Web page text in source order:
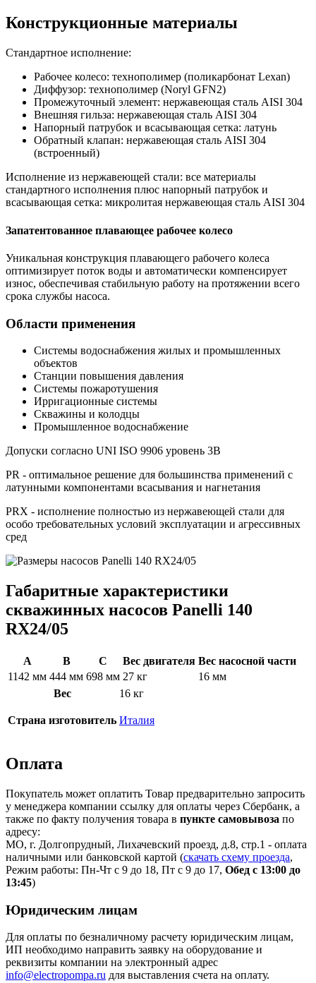
Конструкционные материалы
Стандартное исполнение:
Рабочее колесо: технополимер (поликарбонат Lexan)
Диффузор: технополимер (Noryl GFN2)
Промежуточный элемент: нержавеющая сталь AISI 304
Внешняя гильза: нержавеющая сталь AISI 304
Напорный патрубок и всасывающая сетка: латунь
Обратный клапан: нержавеющая сталь AISI 304
(встроенный)
Исполнение из нержавеющей стали: все материалы
стандартного исполнения плюс напорный патрубок и
всасывающая сетка: микролитая нержавеющая сталь AISI 304
Запатентованное плавающее рабочее колесо
Уникальная конструкция плавающего рабочего колеса
оптимизирует поток воды и автоматически компенсирует
износ, обеспечивая стабильную работу на протяжении всего
срока службы насоса.
Области применения
Системы водоснабжения жилых и промышленных
объектов
Станции повышения давления
Системы пожаротушения
Ирригационные системы
Скважины и колодцы
Промышленное водоснабжение
Допуски согласно UNI ISO 9906 уровень 3B
PR - оптимальное решение для большинства применений с
латунными компонентами всасывания и нагнетания
PRX - исполнение полностью из нержавеющей стали для
особо требовательных условий эксплуатации и агрессивных
сред
Габаритные характеристики
скважинных насосов Panelli 140
RX24/05
A B C Вес двигателя Вес насосной части
1142 мм 444 мм 698 мм 27 кг
16 мм
Вес
16 кг
Страна изготовитель Италия
Оплата
Покупатель может оплатить Товар предварительно запросить
у менеджера компании ссылку для оплаты через Сбербанк, а
также по факту получения товара в пункте самовывоза по
адресу:
МО, г. Долгопрудный, Лихачевский проезд, д.8, стр.1 - оплата
наличными или банковской картой (скачать схему проезда,
Режим работы: Пн-Чт с 9 до 18, Пт с 9 до 17, Обед с 13:00 до
13:45)
Юридическим лицам
Для оплаты по безналичному расчету юридическим лицам,
ИП необходимо направить заявку на оборудование и
реквизиты компании на электронный адрес
info@electropompa.ru для выставления счета на оплату.